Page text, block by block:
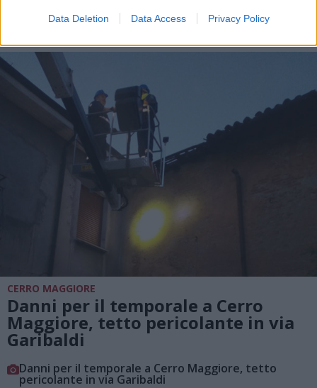
Data Deletion Data Access Privacy Policy
Civile
CERRO MAGGIORE
Danni per il temporale a Cerro
Maggiore, tetto pericolante in via
Garibaldi
Danni per il temporale a Cerro Maggiore, tetto
pericolante in via Garibaldi